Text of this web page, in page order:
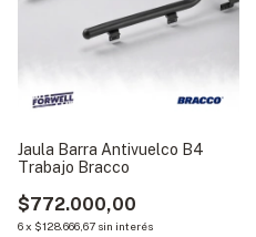
Jaula Barra Antivuelco B4
Trabajo Bracco
$772.000,00
6x $128.666,67 sin interés